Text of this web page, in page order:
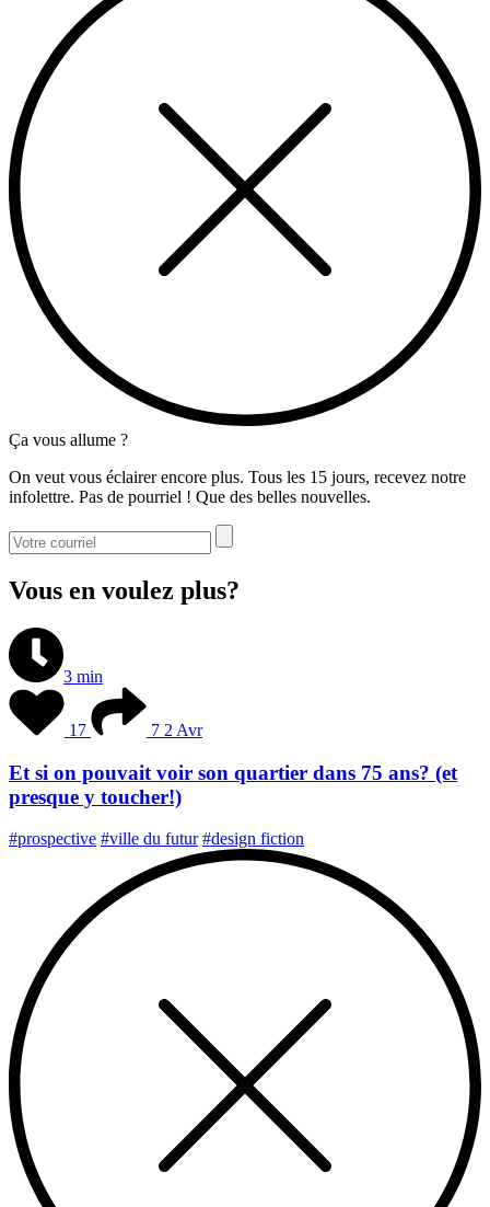
Ça vous allume ?
On veut vous éclairer encore plus. Tous les 15 jours, recevez notre
infolettre. Pas de pourriel ! Que des belles nouvelles.
Vous en voulez plus?
3 min
17 7 2 Avr
Et si on pouvait voir son quartier dans 75 ans? (et
presque y toucher!)
#prospective #ville du futur #design fiction